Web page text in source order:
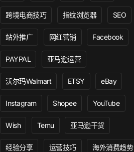
跨境电商技巧 指纹浏览器 SEO
站外推广 网红营销 Facebook
PAYPAL 亚马逊运营
沃尔玛Walmart ETSY eBay
Instagram Shopee YouTube
Wish Temu 亚马逊干货
经验分享 运营技巧 海外消费趋势